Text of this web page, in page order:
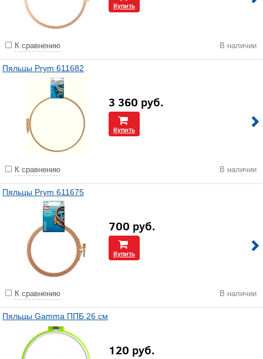
Купить
К сравнению В наличии
Пяльцы Prym 611682
3 360 руб.
Купить
К сравнению В наличии
Пяльцы Prym 611675
700 руб.
Купить
К сравнению В наличии
Пяльцы Gamma ППБ 26 см
120 руб.